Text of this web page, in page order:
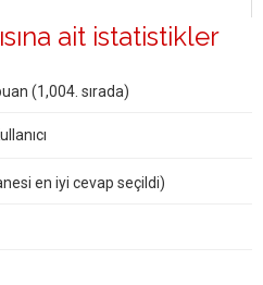
ait istatistikler
(1,004 . sırada)
en iyi cevap seçildi)